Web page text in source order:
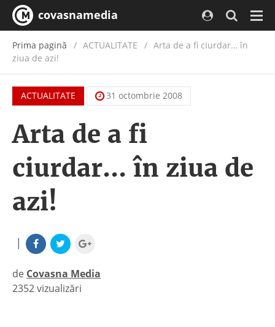
covasnamedia
Prima pagină ACTUALITATE / Arta de a fi ciurdar… în
ziua de azi!
ACTUALITATE 31 octombrie 2008
Arta de a fi
ciurdar… în ziua de
azi!
|
de Covasna Media
|
2352 vizualizări